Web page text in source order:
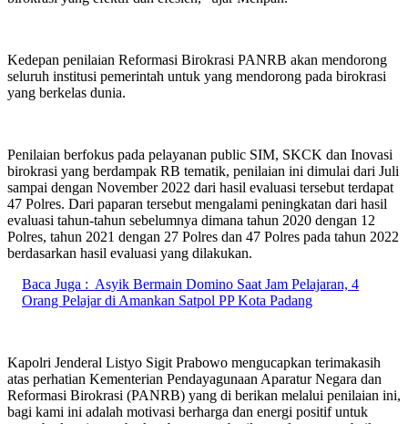
Kedepan penilaian Reformasi Birokrasi PANRB akan mendorong
seluruh institusi pemerintah untuk yang mendorong pada birokrasi
yang berkelas dunia.
Penilaian berfokus pada pelayanan public SIM, SKCK dan Inovasi
birokrasi yang berdampak RB tematik, penilaian ini dimulai dari Juli
sampai dengan November 2022 dari hasil evaluasi tersebut terdapat
47 Polres. Dari paparan tersebut mengalami peningkatan dari hasil
evaluasi tahun-tahun sebelumnya dimana tahun 2020 dengan 12
Polres, tahun 2021 dengan 27 Polres dan 47 Polres pada tahun 2022
berdasarkan hasil evaluasi yang dilakukan.
Baca Juga : Asyik Bermain Domino Saat Jam Pelajaran, 4
Orang Pelajar di Amankan Satpol PP Kota Padang
Kapolri Jenderal Listyo Sigit Prabowo mengucapkan terimakasih
atas perhatian Kementerian Pendayagunaan Aparatur Negara dan
Reformasi Birokrasi (PANRB) yang di berikan melalui penilaian ini,
bagi kami ini adalah motivasi berharga dan energi positif untuk